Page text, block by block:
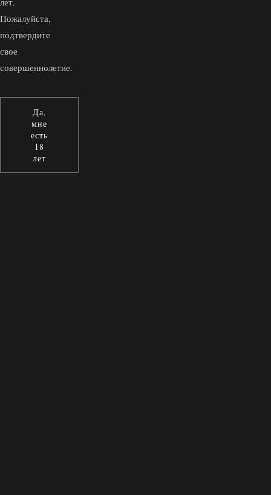
Пожалуйста,
подтвердите
свое
совершеннолетие.
Да,
мне
есть
18
лет